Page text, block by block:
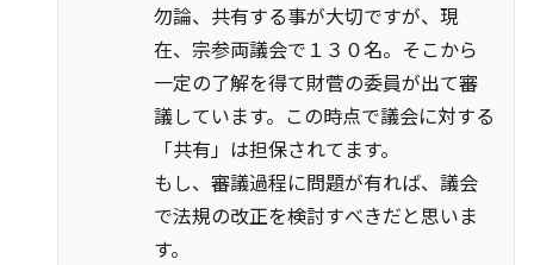
勿論、共有する事が大切ですが、現
在、宗参両議会で１３０名。そこから
一定の了解を得て財菅の委員が出て審
議しています。この時点で議会に対する
「共有」は担保されてます。
もし、審議過程に問題が有れば、議会
で法規の改正を検討すべきだと思いま
す。